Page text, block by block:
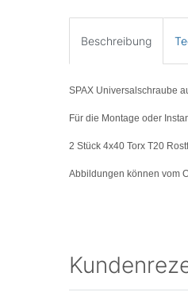
Beschreibung
SPAX Universalschraube
Für die Montage oder
2 Stück 4x40 Torx T20
Abbildungen können vom